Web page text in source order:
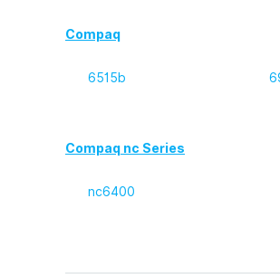
Compaq
6515b
Compaq nc Series
nc6400